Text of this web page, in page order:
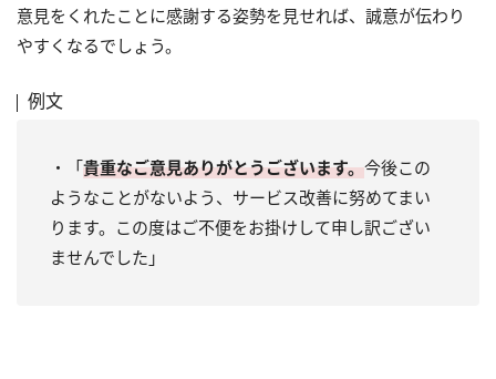
意見をくれたことに感謝する姿勢を見せれば、誠意が伝わり
やすくなるでしょう。
例文
・「貴重なご意見ありがとうございます。今後この
ようなことがないよう、サービス改善に努めてまい
ります。この度はご不便をお掛けして申し訳ござい
ませんでした」